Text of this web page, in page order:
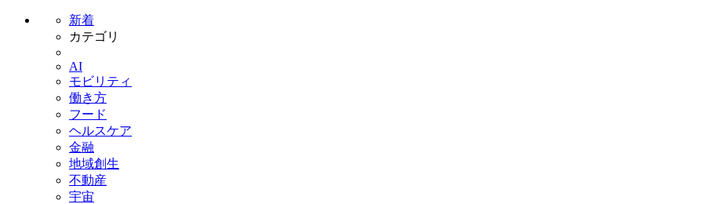
新着
カテゴリ
AI
モビリティ
働き方
フード
ヘルスケア
金融
地域創生
不動産
宇宙